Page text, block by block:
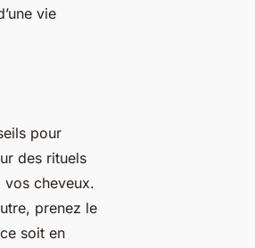
vie
pour
des rituels
cheveux.
prenez le
soit en